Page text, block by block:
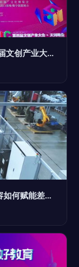
云上岭南·数字华章 首届文化博览会联合第四届文创产业大会天河峰会亮相羊城
数字工厂、智慧工厂与智能制造 文化创意内容如何赋能差异升级？